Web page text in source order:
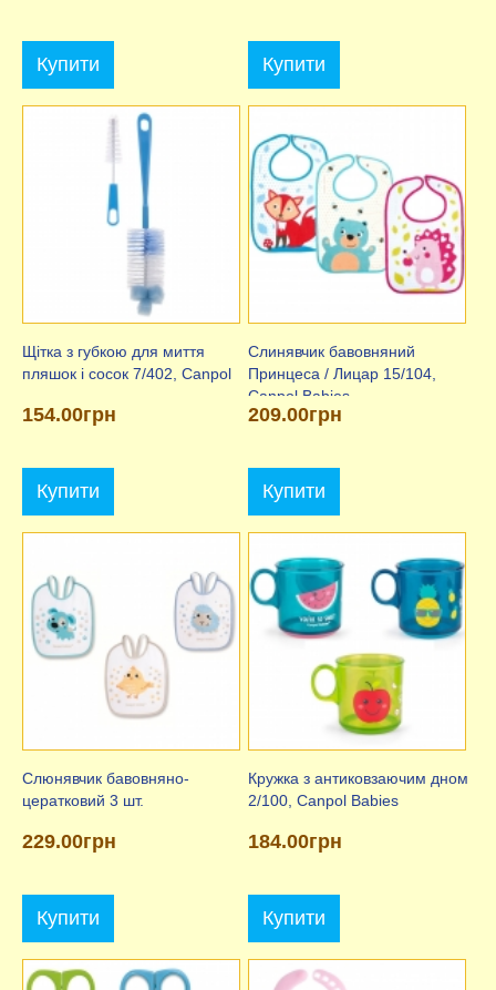
Купити Купити
Щітка з губкою для миття
пляшок і сосок 7/402, Canpol
154.00грн
Купити
Слинявчик бавовняний
Принцеса / Лицар 15/104,
Canpol Babies
209.00грн
Купити
Слюнявчик бавовняно-
цератковий 3 шт.
229.00грн
Купити
Кружка з антиковзаючим дном
2/100, Canpol Babies
184.00грн
Купити